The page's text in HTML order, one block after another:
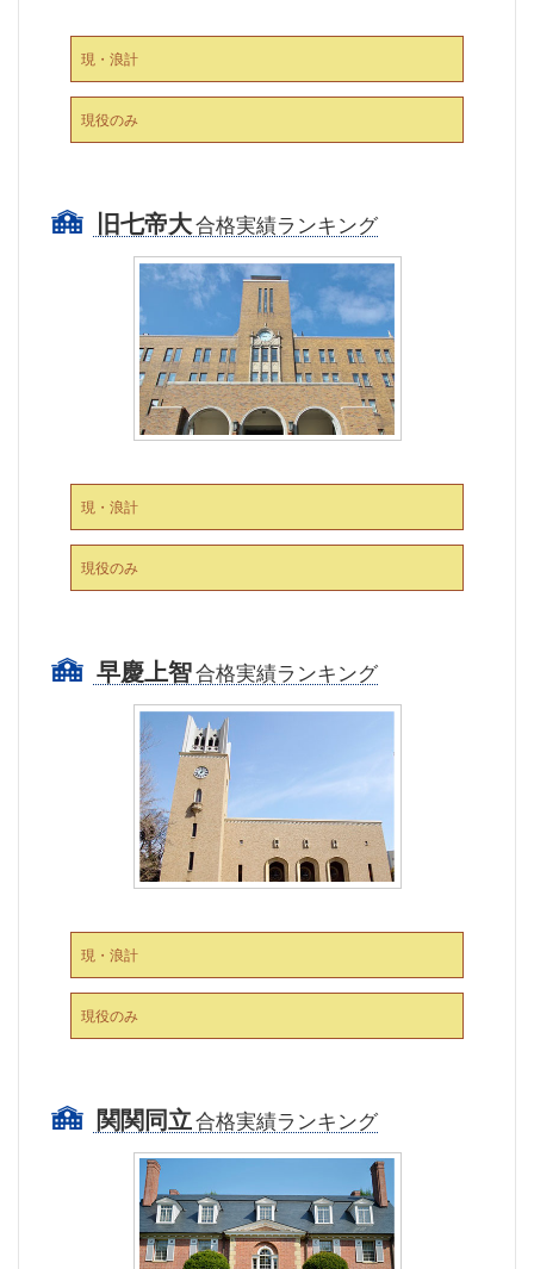
現・浪計
現役のみ
旧七帝大合格実績ランキング
現・浪計
現役のみ
早慶上智合格実績ランキング
現・浪計
現役のみ
関関同立合格実績ランキング